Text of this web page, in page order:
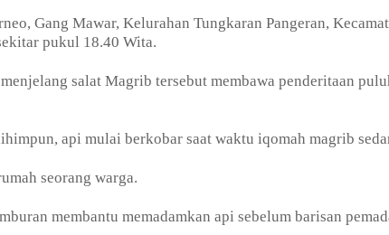
Gang Mawar, Kelurahan Tungkaran Pangeran,
pukul 18.40 Wita.
salat Magrib tersebut membawa penderitaan
api mulai berkobar saat waktu iqomah magrib
seorang warga.
membantu memadamkan api sebelum barisan